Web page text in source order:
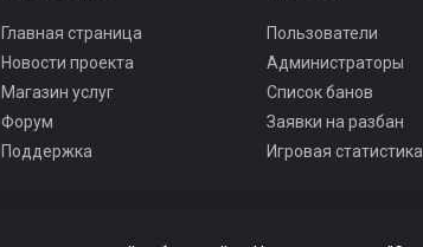
Главная страница
Новости проекта
Магазин услуг
Форум
Поддержка
Пользователи
Администраторы
Список банов
Заявки на разбан
Игровая статистика